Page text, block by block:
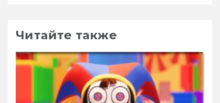
Читайте также